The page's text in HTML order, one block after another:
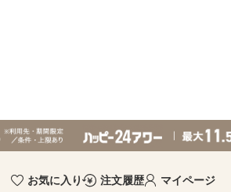
お気に入り 注文履歴 マイページ